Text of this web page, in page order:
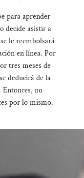
para aprender
decide asistir a
le reembolsará
en línea. Por
tres meses de
deducirá de la
no
por lo mismo.